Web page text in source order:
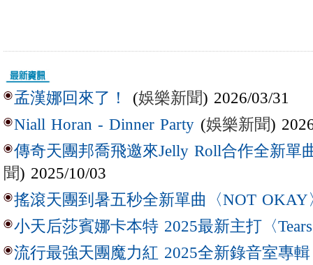
孟漢娜回來了！ (娛樂新聞) 2026/03/31
Niall Horan - Dinner Party (娛樂新聞)
傳奇天團邦喬飛邀來Jelly Roll合作全新單
聞) 2025/10/03
搖滾天團到暑五秒全新單曲〈NOT OKAY
小天后莎賓娜卡本特 2025最新主打〈
流行最強天團魔力紅 2025全新錄音室專